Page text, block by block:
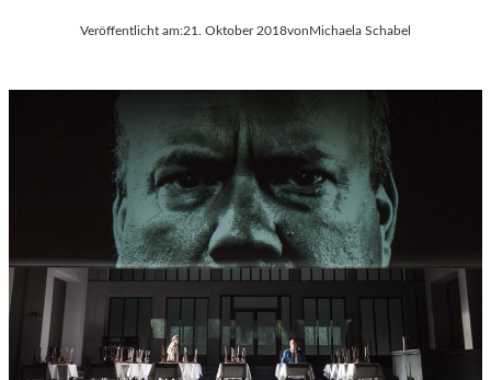
Veröffentlicht am:21. Oktober 2018vonMichaela Schabel